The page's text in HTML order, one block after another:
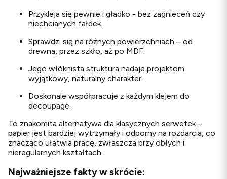
Przykleja się pewnie i gładko - bez zagnieceń czy
niechcianych fałdek.
Sprawdzi się na różnych powierzchniach – od
drewna, przez szkło, aż po MDF.
Jego włóknista struktura nadaje projektom
wyjątkowy, naturalny charakter.
Doskonale współpracuje z każdym klejem do
decoupage.
To znakomita alternatywa dla klasycznych serwetek –
papier jest bardziej wytrzymały i odporny na rozdarcia, co
znacząco ułatwia pracę, zwłaszcza przy obłych i
nieregularnych kształtach.
Najważniejsze fakty w skrócie: